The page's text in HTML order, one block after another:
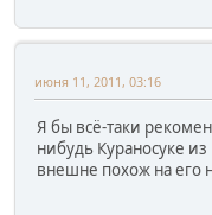
июня 11, 2011, 03:16
Я бы всё-таки
нибудь Кураносуке
внешне похож на его